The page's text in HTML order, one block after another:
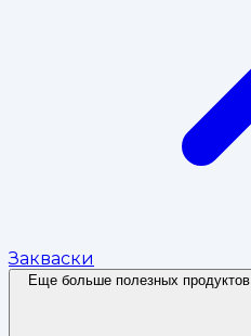
Закваски
Еще больше полезных продуктов